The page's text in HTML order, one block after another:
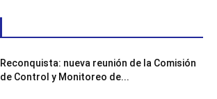
Reconquista: nueva reunión de la Comisión
de Control y Monitoreo de...